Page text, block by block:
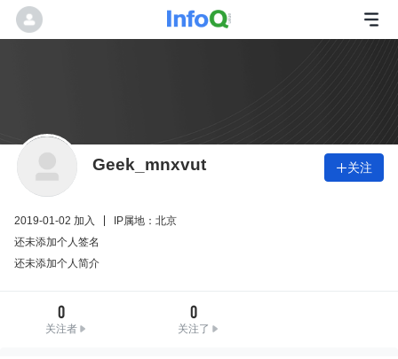
Geek_mnxvut 关注
2019-01-02 加入
IP属地：北京
还未添加个人签名
还未添加个人简介
0
关注者
0
关注了